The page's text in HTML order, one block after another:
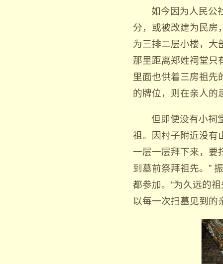
如今因为人民公
分，或被改建为民房
为三排二层小楼，大
那里距离郑姓祠堂只
里面也供着三房祖先
的牌位，则在亲人的
但即便没有小祠
祖。因村子附近没有
一层一层拜下来，要
到墓前祭拜祖先。”
都参加。“为久远的
以每一次扫墓见到的